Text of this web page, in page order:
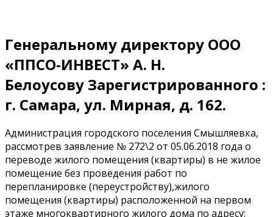
Генеральному директору ООО
«ППСО-ИНВЕСТ» А. Н.
Белоусову Зарегистрированного :
г. Самара, ул. Мирная, д. 162.
Администрация городского поселения Смышляевка,
рассмотрев заявление № 272\2 от 05.06.2018 года о
переводе жилого помещения (квартиры) в не жилое
помещение без проведения работ по
перепланировке (переустройству),жилого
помещения (квартиры) расположенной на первом
этаже многоквартирного жилого дома по адресу: